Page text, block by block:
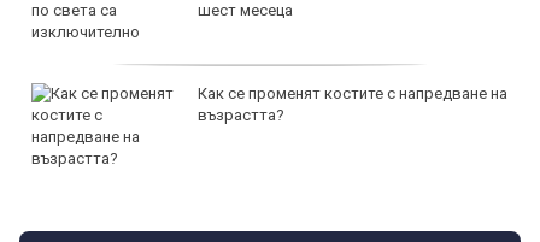
шест месеца
Как се променят костите с напредване на
възрастта?